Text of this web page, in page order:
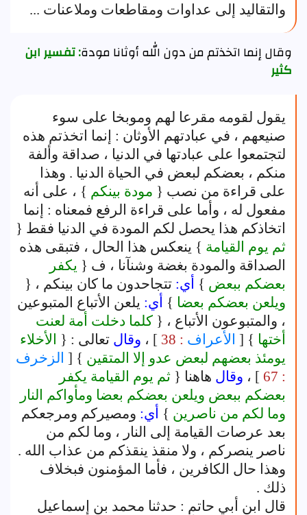
والتقاليد إلى عداوات ومقاطعات وملاعنات ...
وقال إنما اتخذتم من دون الله أوثانا مودة: تفسير ابن
كثير
يقول لقومه مقرعا لهم وموبخا على سوء
صنيعهم ، في عبادتهم الأوثان : إنما اتخذتم هذه
لتجتمعوا على عبادتها في الدنيا ، صداقة وألفة
منكم ، بعضكم لبعض في الحياة الدنيا . وهذا
على قراءة من نصب { مودة بينكم } ، على أنه
مفعول له ، وأما على قراءة الرفع فمعناه : إنما
اتخاذكم هذا يحصل لكم المودة في الدنيا فقط {
ثم يوم القيامة } ينعكس هذا الحال ، فتبقى هذه
الصداقة والمودة بغضة وشنآنا ، ف { يكفر
بعضكم ببعض } أي: تتجاحدون ما كان بينكم ، {
ويلعن بعضكم بعضا } أي: يلعن الأتباع المتبوعين
، والمتبوعون الأتباع ، { كلما دخلت أمة لعنت
أختها } [ الأعراف : 38 ] ، وقال تعالى : { الأخلاء
يومئذ بعضهم لبعض عدو إلا المتقين } [ الزخرف
: 67
] ، وقال هاهنا { ثم يوم القيامة يكفر
بعضكم ببعض ويلعن بعضكم بعضا ومأواكم النار
وما لكم من ناصرين } أي: ومصيركم ومرجعكم
بعد عرصات القيامة إلى النار ، وما لكم من
ناصر ينصركم ، ولا منقذ ينقذكم من عذاب الله .
وهذا حال الكافرين ، فأما المؤمنون فبخلاف
ذلك .
قال ابن أبي حاتم : حدثنا محمد بن إسماعيل